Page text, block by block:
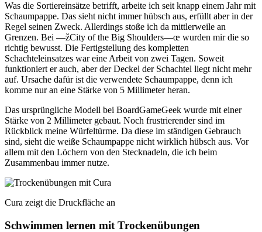
Was die Sortiereinsätze betrifft, arbeite ich seit knapp einem Jahr mit
Schaumpappe. Das sieht nicht immer hübsch aus, erfüllt aber in der
Regel seinen Zweck. Allerdings stoße ich da mittlerweile an
Grenzen. Bei —žCity of the Big Shoulders—œ wurden mir die so
richtig bewusst. Die Fertigstellung des kompletten
Schachteleinsatzes war eine Arbeit von zwei Tagen. Soweit
funktioniert er auch, aber der Deckel der Schachtel liegt nicht mehr
auf. Ursache dafür ist die verwendete Schaumpappe, denn ich
komme nur an eine Stärke von 5 Millimeter heran.
Das ursprüngliche Modell bei BoardGameGeek wurde mit einer
Stärke von 2 Millimeter gebaut. Noch frustrierender sind im
Rückblick meine Würfeltürme. Da diese im ständigen Gebrauch
sind, sieht die weiße Schaumpappe nicht wirklich hübsch aus. Vor
allem mit den Löchern von den Stecknadeln, die ich beim
Zusammenbau immer nutze.
Cura zeigt die Druckfläche an
Schwimmen lernen mit Trockenübungen